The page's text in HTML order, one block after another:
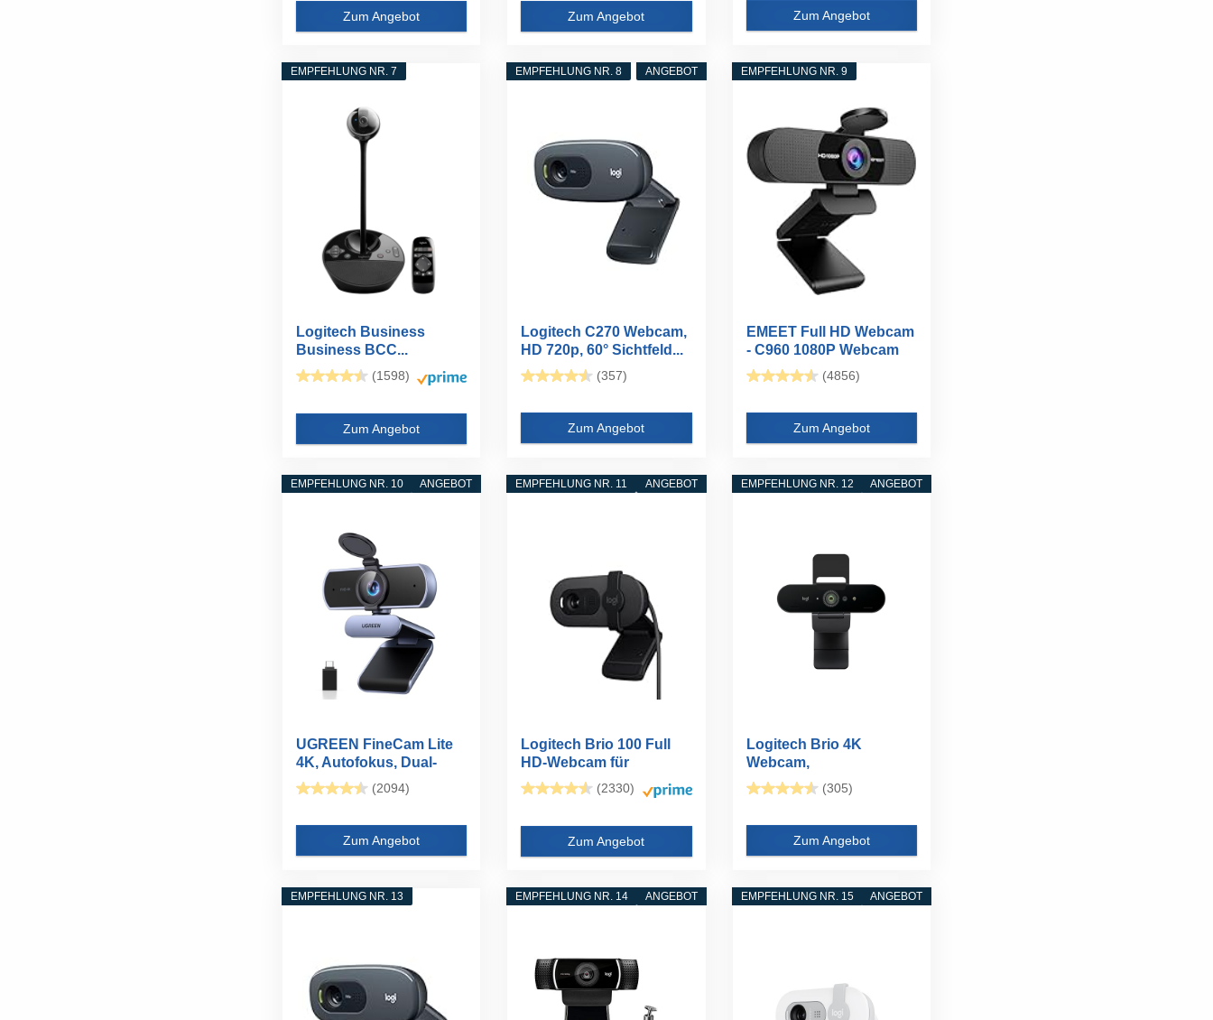
Zum Angebot Zum Angebot Zum Angebot
EMPFEHLUNG NR. 7
Logitech Business
Business BCC...
(1598)
Zum Angebot
ANGEBOT
EMPFEHLUNG NR. 8
Logitech C270 Webcam,
HD 720p, 60° Sichtfeld...
(357)
Zum Angebot
EMPFEHLUNG NR. 9
EMEET Full HD Webcam
- C960 1080P Webcam
mit Dual...
(4856)
Zum Angebot
ANGEBOT
EMPFEHLUNG NR. 10
UGREEN FineCam Lite
4K, Autofokus, Dual-
Mikrofon...
(2094)
Zum Angebot
ANGEBOT
EMPFEHLUNG NR. 11
Logitech Brio 100 Full
HD-Webcam für
Meetings und...
(2330)
Zum Angebot
ANGEBOT
EMPFEHLUNG NR. 12
Logitech Brio 4K
Webcam,
Videogespräche,
Mikrofon...
(305)
Zum Angebot
EMPFEHLUNG NR. 13 ANGEBOT
EMPFEHLUNG NR. 14 ANGEBOT
EMPFEHLUNG NR. 15